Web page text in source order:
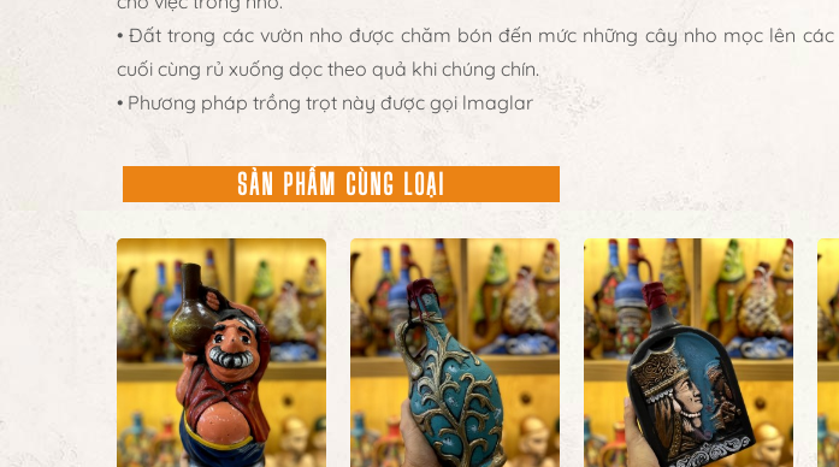
• Đất trong các vườn nho được chăm bón đến mức những cây nho mọc lên
cuối cùng rủ xuống dọc theo quả khi chúng chín.
• Phương pháp trồng trọt này được gọi lmaglar
SẢN PHẨM CÙNG LOẠI